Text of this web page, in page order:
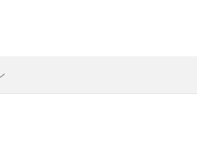
テゴリー